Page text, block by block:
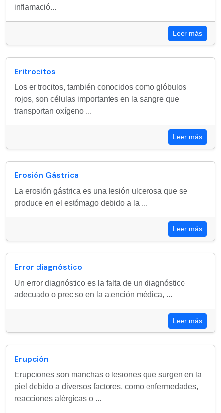
inflamació...
Leer más
Eritrocitos
Los eritrocitos, también conocidos como glóbulos
rojos, son células importantes en la sangre que
transportan oxígeno ...
Leer más
Erosión Gástrica
La erosión gástrica es una lesión ulcerosa que se
produce en el estómago debido a la ...
Leer más
Error diagnóstico
Un error diagnóstico es la falta de un diagnóstico
adecuado o preciso en la atención médica, ...
Leer más
Erupción
Erupciones son manchas o lesiones que surgen en la
piel debido a diversos factores, como enfermedades,
reacciones alérgicas o ...